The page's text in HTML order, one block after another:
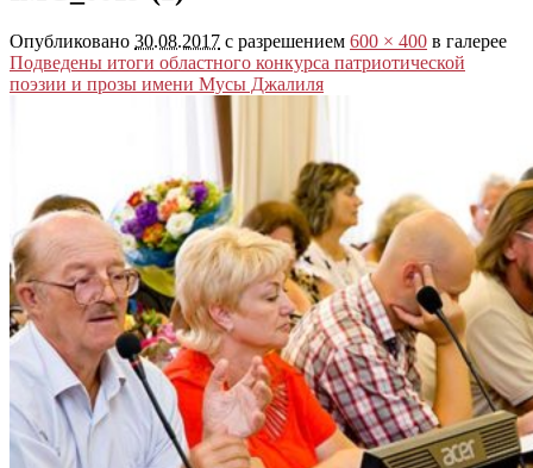
Опубликовано 30.08.2017 с разрешением 600 × 400 в галерее
Подведены итоги областного конкурса патриотической
поэзии и прозы имени Мусы Джалиля